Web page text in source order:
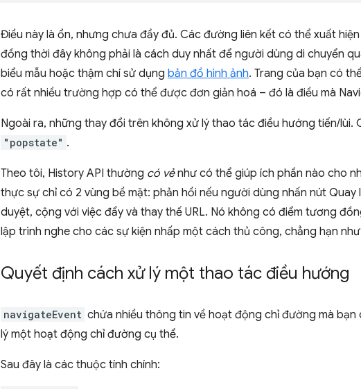
Điều này là ổn, nhưng chưa đầy đủ. Các đường liên kết có thể xuất
đồng thời đây không phải là cách duy nhất để người dùng di chuyển
biểu mẫu hoặc thậm chí sử dụng bản đồ hình ảnh. Trang của bạn có
có rất nhiều trường hợp có thể được đơn giản hoá – đó là điều mà
Ngoài ra, những thay đổi trên không xử lý thao tác điều hướng tiến/lùi.
"popstate" .
Theo tôi, History API thường có vẻnhư có thể giúp ích phần nào cho
thực sự chỉ có 2 vùng bề mặt: phản hồi nếu người dùng nhấn nút
duyệt, cộng với việc đẩy và thay thế URL. Nó không có điểm tương
lập trình nghe cho các sự kiện nhấp một cách thủ công, chẳng hạn
Quyết định cách xử lý một thao tác điều hướng
navigateEvent chứa nhiều thông tin về hoạt động chỉ đường mà
lý một hoạt động chỉ đường cụ thể.
Sau đây là các thuộc tính chính: